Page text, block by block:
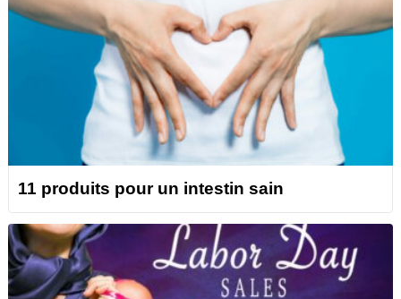
11 produits pour un intestin sain